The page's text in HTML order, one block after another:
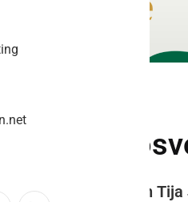
- V. Rauter in